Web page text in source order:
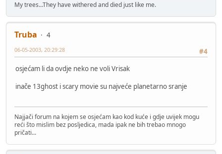
My trees...They have withered and died just like me.
Truba
4
#4
06-05-2003, 20:29:28
osjećam li da ovdje neko ne voli Vrisak
inače 13ghost i scary movie su najveće planetarno sranje
Najjači forum na kojem se osjećam kao kod kuće i gdje uvijek mogu
reći što mislim bez posljedica, mada ipak ne bih trebao mnogo
pričati...